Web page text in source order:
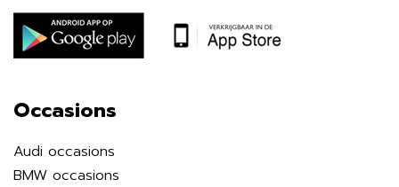
Occasions
Audi occasions
BMW occasions